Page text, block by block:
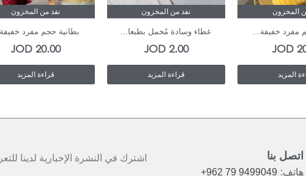
المخزون
مفرد خفيفة...
JOD
المزيد
نفذ من المخزون
غطاء وسادة مُخمل بطبعا...
2.00
JOD
قراءة المزيد
نفذ من المخزون
بطانية حجم مفرد
20.00
JOD
قراءة المزيد
اتصل بنا
هاتف: +962 79 9499049
اشترك في النشرة الإخبارية لدينا